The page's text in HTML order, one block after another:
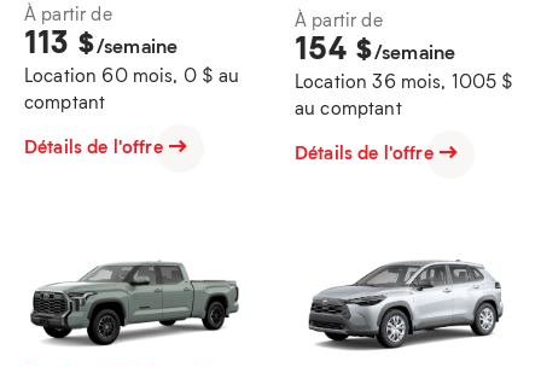
À partir de
113 $/semaine
Location 60 mois, 0 $ au
comptant
Détails de l'offre
À partir de
154 $/semaine
Location 36 mois, 1005 $
au comptant
Détails de l'offre